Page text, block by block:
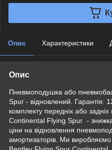
Опис Характеристики
Опис
Пневмоподушка або
Spur - відновлений. Гарантія:
комплекту передніх або
Continental Flying Spur -
ціни на відновлення
амортизаторів. Ми